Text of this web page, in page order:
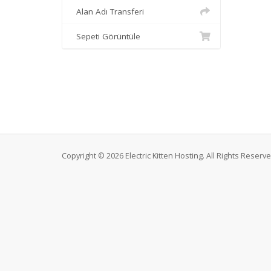
Alan Adı Transferi
Sepeti Görüntüle
Copyright © 2026 Electric Kitten Hosting. All Rights